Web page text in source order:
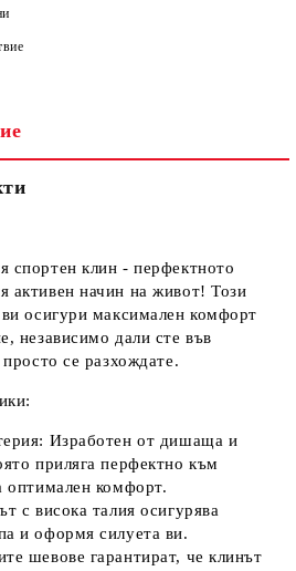
спортен клин - перфектното
активен начин на живот! Този
осигури максимален комфорт
независимо дали сте във
се разхождате.
Изработен от дишаща и
приляга перфектно към
оптимален комфорт.
с висока талия осигурява
и оформя силуета ви.
шевове гарантират, че клинът